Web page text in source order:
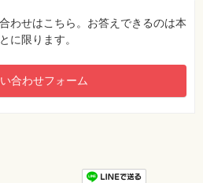
わせはこちら。お答えできるのは本
に限ります。
合わせフォーム